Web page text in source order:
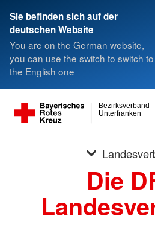
Sie befinden sich auf der
deutschen Website
You are on the German website,
you can use the switch to switch to
the English one
Unterfranken
Bezirksverband
Die